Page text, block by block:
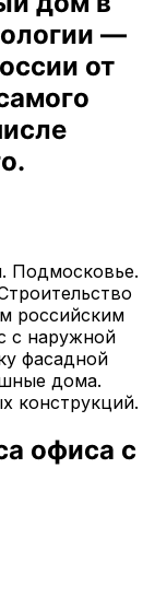
—
от
Подмосковье.
российским
с наружной
фасадной
дома.
конструкций.
офиса с